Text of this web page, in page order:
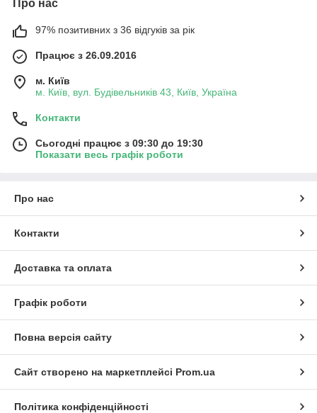
Про нас
97% позитивних з 36 відгуків за рік
Працює з 26.09.2016
м. Київ
м. Київ, вул. Будівельників 43, Київ, Україна
Контакти
Сьогодні працює з 09:30 до 19:30
Показати весь графік роботи
Про нас
Контакти
Доставка та оплата
Графік роботи
Повна версія сайту
Сайт створено на маркетплейсі Prom.ua
Політика конфіденційності